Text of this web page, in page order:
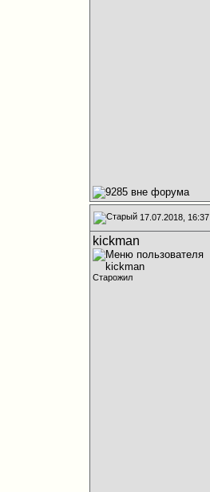
17.07.2018, 16:37
kickman
Старожил